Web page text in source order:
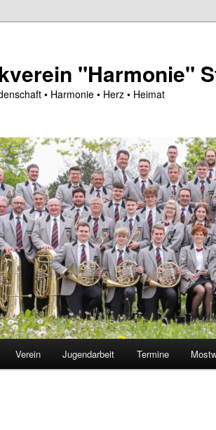
"Harmonie"
• Harmonie • Herz • Heimat
Verein Jugendarbeit Termine